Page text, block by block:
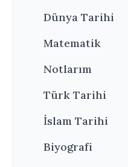
Dünya Tarihi
Matematik
Notlarım
Türk Tarihi
İslam Tarihi
Biyografi